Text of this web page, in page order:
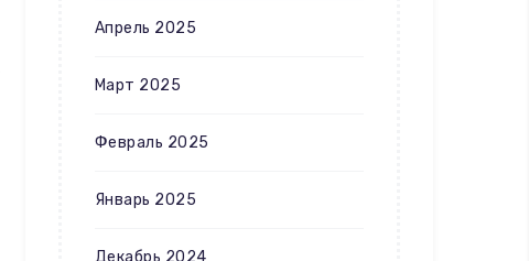
Апрель 2025
Март 2025
Февраль 2025
Январь 2025
Декабрь 2024